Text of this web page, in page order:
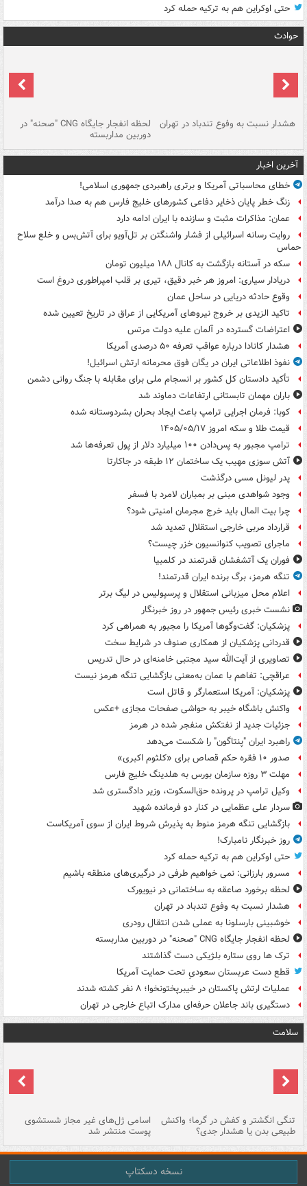
حتی اوکراین هم به ترکیه حمله کرد
حوادث
هشدار نسبت به وفوع تندباد در تهران لحظه انفجار جایگاه CNG "صحنه" در
دوربین مداربسته
آخرین اخبار
خطای محاسباتی آمریکا و برتری راهبردی جمهوری اسلامی!
زنگ خطر پایان ذخایر دفاعی کشورهای خلیج فارس هم به صدا درآمد
عمان: مذاکرات مثبت و سازنده با ایران ادامه دارد
روایت رسانه اسرائیلی از فشار واشنگتن بر تل‌آویو برای آتش‌بس و خلع سلاح
حماس
سکه در آستانه بازگشت به کانال ۱۸۸ میلیون تومان
دریادار سیاری: امروز هر خبر دقیق، تیری بر قلب امپراطوری دروغ است
وقوع حادثه دریایی در ساحل عمان
تاکید الزیدی بر خروج نیروهای آمریکایی از عراق در تاریخ تعیین شده
اعتراضات گسترده در آلمان علیه دولت مرتس
هشدار کانادا درباره عواقب تعرفه ۵۰ درصدی آمریکا
نفوذ اطلاعاتی ایران در یگان فوق محرمانه ارتش اسرائیل!
تأکید دادستان کل کشور بر انسجام ملی برای مقابله با جنگ روانی دشمن
باران مهمان تابستانی ارتفاعات دماوند شد
کوبا: فرمان اجرایی ترامپ باعث ایجاد بحران بشردوستانه شده
قیمت طلا و سکه امروز ۱۴۰۵/۰۵/۱۷
ترامپ مجبور به پس‌دادن ۱۰۰ میلیارد دلار از پول تعرفه‌ها شد
آتش سوزی مهیب یک ساختمان ۱۲ طبقه در جاکارتا
پدر لیونل مسی درگذشت
وجود شواهدی مبنی بر بمباران لامرد با فسفر
چرا بیت المال باید خرج مجرمان امنیتی شود؟
قرارداد مربی خارجی استقلال تمدید شد
ماجرای تصویب کنوانسیون خزر چیست؟
فوران یک آتشفشان قدرتمند در کلمبیا
تنگه هرمز، برگ برنده ایران قدرتمند!
اعلام محل میزبانی استقلال و پرسپولیس در لیگ برتر
نشست خبری رئیس جمهور در روز خبرنگار
پزشکیان: گفت‌وگوها آمریکا را مجبور به همراهی کرد
قدردانی پزشکیان از همکاری صنوف در شرایط سخت
تصاویری از آیت‌الله سید مجتبی خامنه‌ای در حال تدریس
عراقچی: تفاهم با عمان به‌معنی بازگشایی تنگه هرمز نیست
پزشکیان: آمریکا استعمارگر و قاتل است
واکنش باشگاه خیبر به حواشی صفحات مجازی +عکس
جزئیات جدید از نفتکش منفجر شده در هرمز
راهبرد ایران "پنتاگون" را شکست می‌دهد
صدور ۱۰ فقره حکم قصاص برای «کلثوم اکبری»
مهلت ۳ روزه سازمان بورس به هلدینگ خلیج فارس
وکیل ترامپ در پرونده حق‌السکوت، وزیر دادگستری شد
سردار علی عظمایی در کنار دو فرمانده شهید
بازگشایی تنگه هرمز منوط به پذیرش شروط ایران از سوی آمریکاست
روز خبرنگار نامبارک!
حتی اوکراین هم به ترکیه حمله کرد
مسرور بارزانی: نمی خواهیم طرفی در درگیری‌های منطقه باشیم
لحظه برخورد صاعقه به ساختمانی در نیویورک
هشدار نسبت به وفوع تندباد در تهران
خوشبینی بارسلونا به عملی شدن انتقال رودری
لحظه انفجار جایگاه CNG "صحنه" در دوربین مداربسته
ترک ها روی ستاره بلژیکی دست گذاشتند
قطع دست عربستان سعودیِ تحت حمایت آمریکا
عملیات ارتش پاکستان در خیبرپختونخوا؛ ۸ نفر کشته شدند
دستگیری باند جاعلان حرفه‌ای مدارک اتباع خارجی در تهران
سلامت
تنگی انگشتر و کفش در گرما؛ واکنش
طبیعی بدن یا هشدار جدی؟
اسامی ژل‌های غیر مجاز شستشوی
پوست منتشر شد
نسخه دسکتاپ